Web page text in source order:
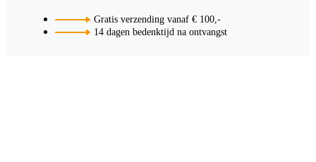
Gratis verzending vanaf € 100,-
14 dagen bedenktijd na ontvangst